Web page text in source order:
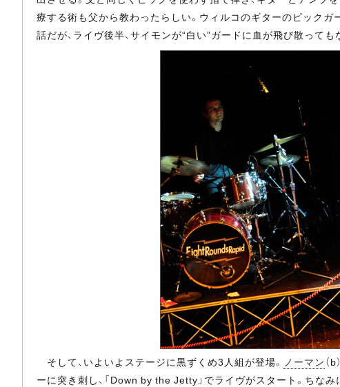
療する術も父から教わったらしい。ウィルコのギターのピック
話だが、ライヴ後半、サイモンが“白い”ガードに血が飛び散って
そして、いよいよステージに黒ずくめ3人組が登場。 ノーマン （
ーに突き刺し、「Down by the Jetty」でライヴがスタート。ち